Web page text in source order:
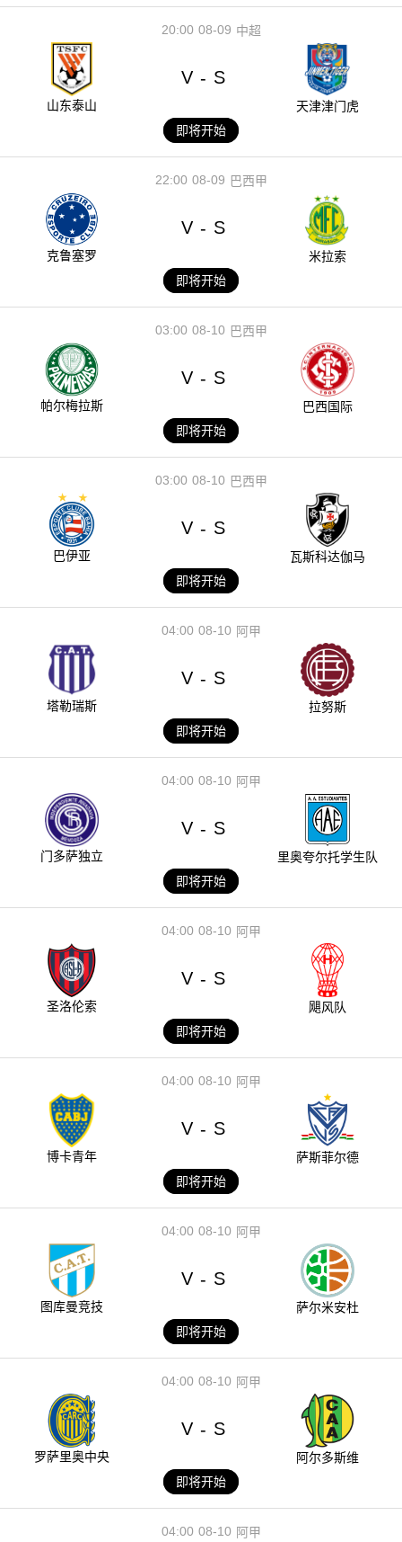
08-09
20:00 中超
山东泰山
V - S
天津津门虎
即将开始
08-09
22:00 巴西甲
克鲁塞罗
V - S
米拉索
即将开始
08-10
03:00 巴西甲
帕尔梅拉斯
V - S
巴西国际
即将开始
08-10
03:00 巴西甲
巴伊亚
V - S
瓦斯科达伽马
即将开始
08-10
04:00 阿甲
塔勒瑞斯
V - S
拉努斯
即将开始
08-10
04:00 阿甲
门多萨独立
V - S
里奥夸尔托学生队
即将开始
08-10
04:00 阿甲
圣洛伦索
V - S
飓风队
即将开始
08-10
04:00 阿甲
博卡青年
V - S
萨斯菲尔德
即将开始
08-10
04:00 阿甲
图库曼竞技
V - S
萨尔米安杜
即将开始
08-10
04:00 阿甲
罗萨里奥中央
V - S
阿尔多斯维
即将开始
08-10
04:00 阿甲